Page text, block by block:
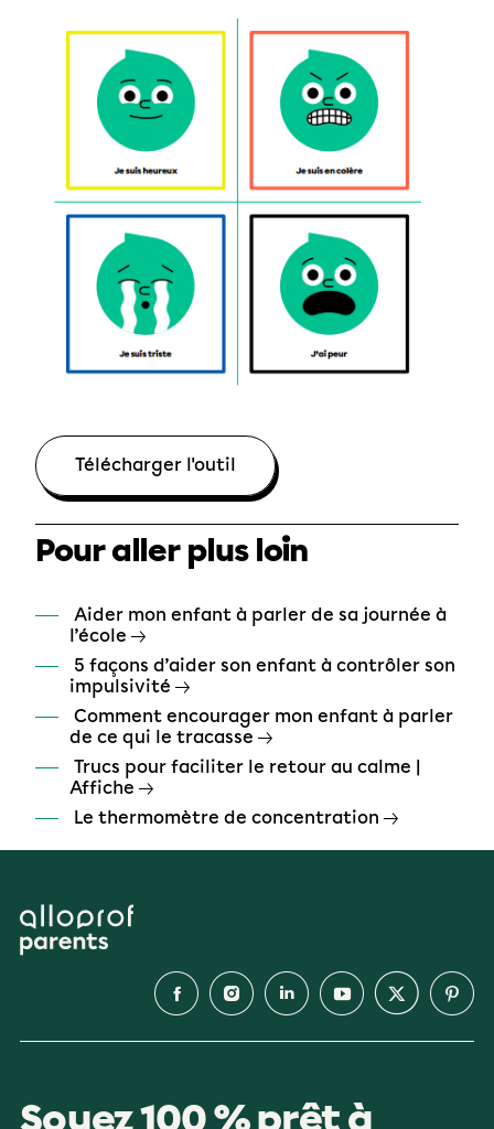
Télécharger l'outil
Pour aller plus loin
Aider mon enfant à parler de sa journée à
l’école
5 façons d’aider son enfant à contrôler son
impulsivité
Comment encourager mon enfant à parler
de ce qui le tracasse
Trucs pour faciliter le retour au calme |
Affiche
Le thermomètre de concentration
Soyez 100 % prêt à